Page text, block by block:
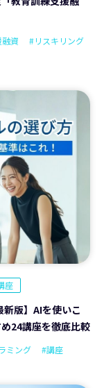
資
#リスキリング
座
版】AIを使いこ
24講座を徹底比較
ミング #講座